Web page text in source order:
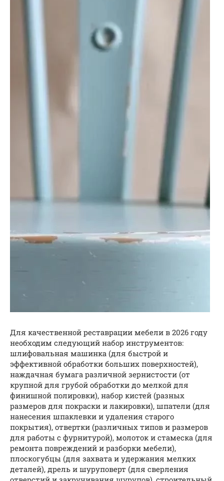
Для качественной реставрации мебели в 2026 году
необходим следующий набор инструментов:
шлифовальная машинка (для быстрой и
эффективной обработки больших поверхностей),
наждачная бумага различной зернистости (от
крупной для грубой обработки до мелкой для
финишной полировки), набор кистей (разных
размеров для покраски и лакировки), шпатели (для
нанесения шпаклевки и удаления старого
покрытия), отвертки (различных типов и размеров
для работы с фурнитурой), молоток и стамеска (для
ремонта повреждений и разборки мебели),
плоскогубцы (для захвата и удержания мелких
деталей), дрель и шуруповерт (для сверления